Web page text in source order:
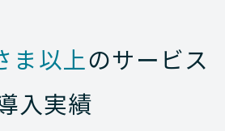
ま以上のサービス
入実績